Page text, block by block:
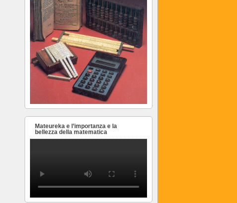
Mateureka e l’importanza e la
bellezza della matematica